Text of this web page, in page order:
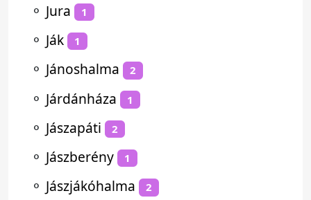
⚬ Jura 1
⚬ Ják 1
⚬ Jánoshalma 2
⚬ Járdánháza 1
⚬ Jászapáti 2
⚬ Jászberény 1
⚬ Jászjákóhalma 2